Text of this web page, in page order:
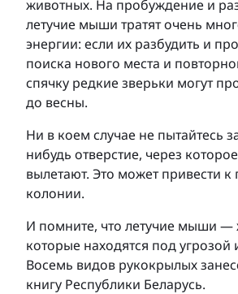
животных. На пробуждение и
летучие мыши тратят очень
энергии: если их разбудить и
поиска нового места и
спячку редкие зверьки могут
до весны.
Ни в коем случае не пытайтесь
нибудь отверстие, через
вылетают. Это может привести к
колонии.
И помните, что летучие мыши —
которые находятся под угрозой
Восемь видов рукокрылых
книгу Республики Беларусь.